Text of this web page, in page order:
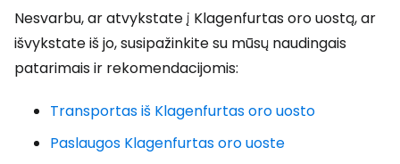
Nesvarbu, ar atvykstate į Klagenfurtas oro uostą, ar
išvykstate iš jo, susipažinkite su mūsų naudingais
patarimais ir rekomendacijomis:
Transportas iš Klagenfurtas oro uosto
Paslaugos Klagenfurtas oro uoste